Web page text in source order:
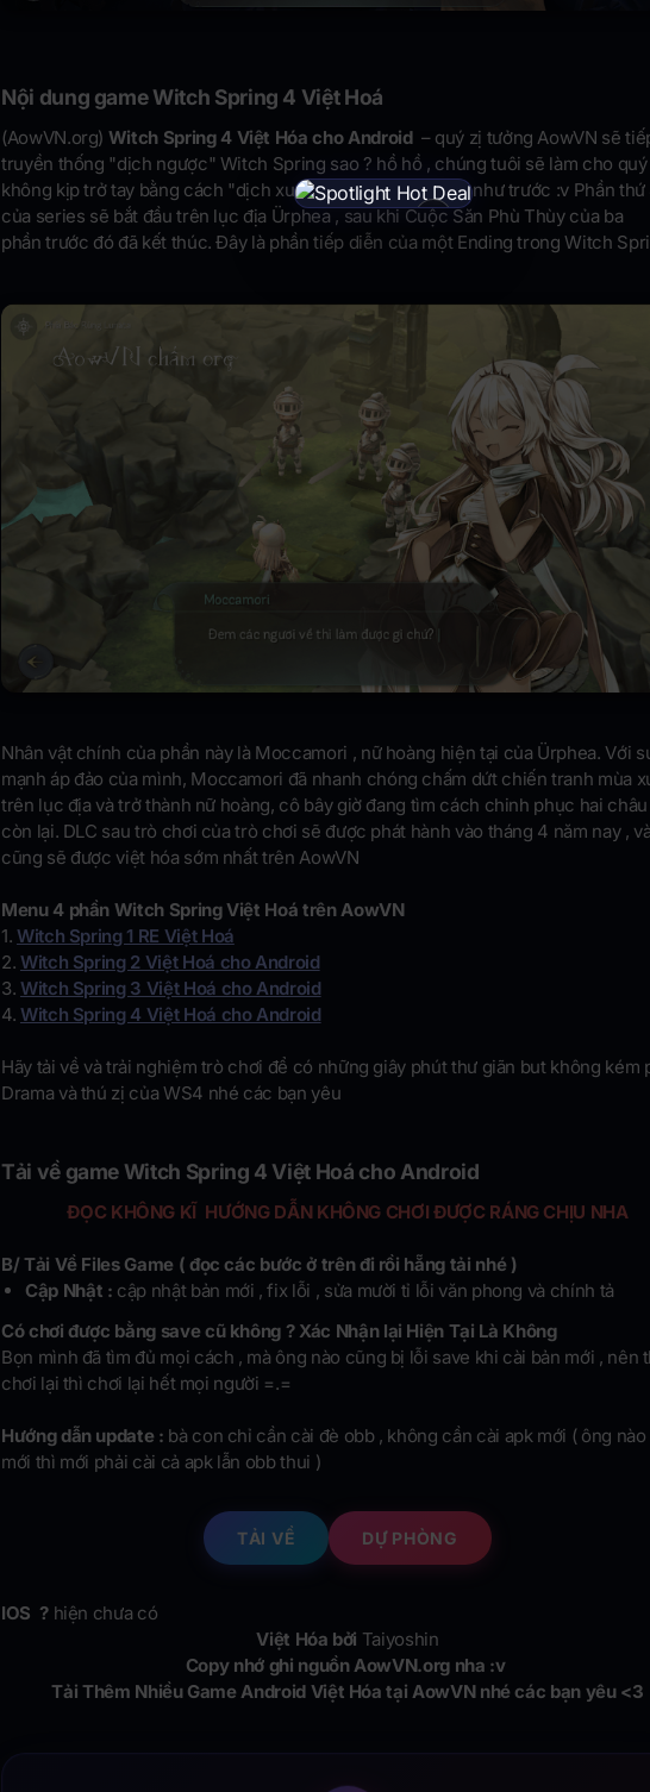
Nội dung game Witch Spring 4 Việt Hoá
(AowVN.org) Witch Spring 4 Việt Hóa cho Android – quý zị tưởng AowVN sẽ
truyền thống "dịch ngược" Witch Spring sao ? hồ hồ , chúng tuôi sẽ làm cho
không kịp trở tay bằng cách "dịch xuôi" thay vì dịch ngược như trước :v Phần thứ
của series sẽ bắt đầu trên lục địa Ürphea , sau khi Cuộc Săn Phù Thùy của ba
phần trước đó đã kết thúc. Đây là phần tiếp diễn của một Ending trong Witch
Nhân vật chính của phần này là Moccamori , nữ hoàng hiện tại của Ürphea. Với
mạnh áp đảo của mình, Moccamori đã nhanh chóng chấm dứt chiến tranh mùa
trên lục địa và trở thành nữ hoàng, cô bây giờ đang tìm cách chinh phục hai
còn lại. DLC sau trò chơi của trò chơi sẽ được phát hành vào tháng 4 năm nay ,
cũng sẽ được việt hóa sớm nhất trên AowVN
Menu 4 phần Witch Spring Việt Hoá trên AowVN
1. Witch Spring 1 RE Việt Hoá
2. Witch Spring 2 Việt Hoá cho Android
3. Witch Spring 3 Việt Hoá cho Android
4. Witch Spring 4 Việt Hoá cho Android
Hãy tải về và trải nghiệm trò chơi để có những giây phút thư giãn but không kém
Drama và thú zị của WS4 nhé các bạn yêu
Tải về game Witch Spring 4 Việt Hoá cho Android
ĐỌC KHÔNG KĨ HƯỚNG DẪN KHÔNG CHƠI ĐƯỢC RÁNG CHỊU NHA
B/ Tải Về Files Game ( đọc các bước ở trên đi rồi hẵng tải nhé )
Cập Nhật : cập nhật bản mới , fix lỗi , sửa mười tỉ lỗi văn phong và chính tả
Có chơi được bằng save cũ không ? Xác Nhận lại Hiện Tại Là Không
Bọn mình đã tìm đủ mọi cách , mà ông nào cũng bị lỗi save khi cài bản mới , nên
chơi lại thì chơi lại hết mọi người =.=
Hướng dẫn update : bà con chỉ cần cài đè obb , không cần cài apk mới ( ông
mới thì mới phải cài cả apk lẫn obb thui )
TẢI VỀ DỰ PHÒNG
IOS ?hiện chưa có
Việt Hóa bởi Taiyoshin
Copy nhớ ghi nguồn AowVN.org nha :v
Tải Thêm Nhiều Game Android Việt Hóa tại AowVN nhé các bạn yêu <3
×